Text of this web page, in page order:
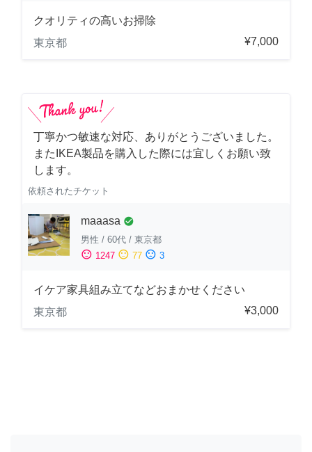
クオリティの高いお掃除
東京都
¥7,000
丁寧かつ敏速な対応、ありがとうございました。
またIKEA製品を購入した際には宜しくお願い致
します。
依頼されたチケット
maaasa check_circle
男性 / 60代 / 東京都
sentiment_satisfied 1247 sentiment_neutral 77 sentiment_dissatisfied 3
イケア家具組み立てなどおまかせください
東京都
¥3,000